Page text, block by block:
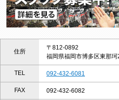
住所
〒812-0892
福岡県福岡市博多区東那
TEL 092-432-6081
FAX 092-432-6082